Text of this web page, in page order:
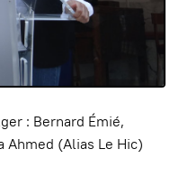
: Bernard Émié,
Ahmed (Alias Le Hic)